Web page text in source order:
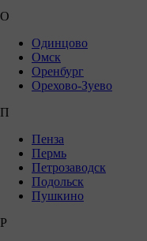
О
Одинцово
Омск
Оренбург
Орехово-Зуево
П
Пенза
Пермь
Петрозаводск
Подольск
Пушкино
Р